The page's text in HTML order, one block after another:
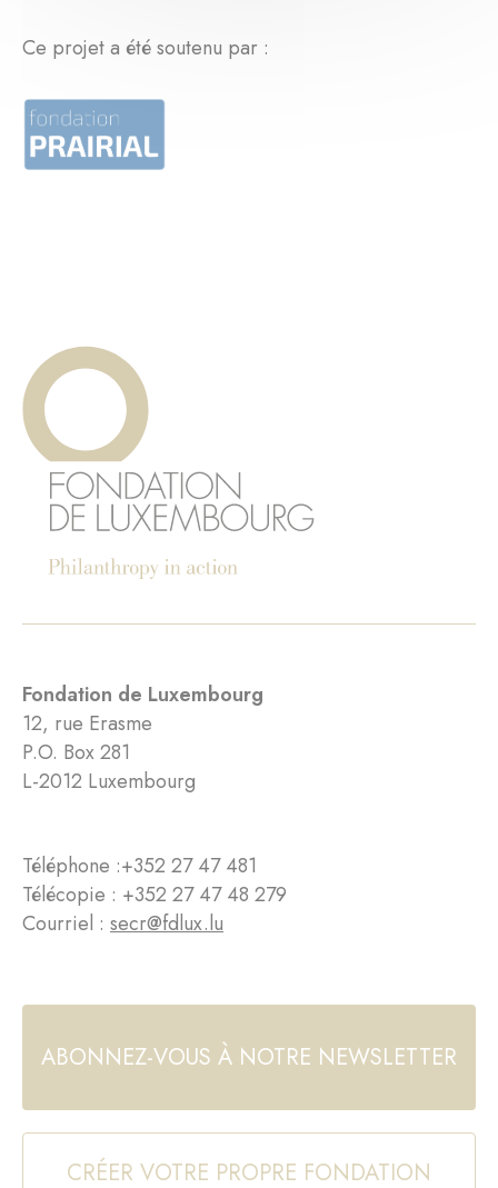
Ce projet a été soutenu par :
Fondation de Luxembourg
12, rue Erasme
P.O. Box 281
L-2012 Luxembourg
Téléphone :+352 27 47 481
Télécopie : +352 27 47 48 279
Courriel : secr@fdlux.lu
ABONNEZ-VOUS À NOTRE NEWSLETTER
CRÉER VOTRE PROPRE FONDATION